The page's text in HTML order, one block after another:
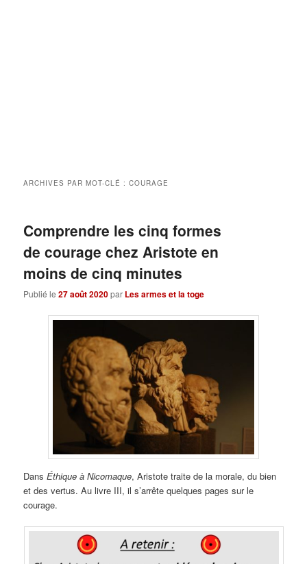
ARCHIVES PAR MOT-CLÉ :COURAGE
Comprendre les cinq formes
de courage chez Aristote en
moins de cinq minutes
Publié le27 août 2020par Les armes et la toge
DansÉthique à Nicomaque, Aristote traite de la morale, du bien
et des vertus. Au livre III, il s’arrête quelques pages sur le
courage.